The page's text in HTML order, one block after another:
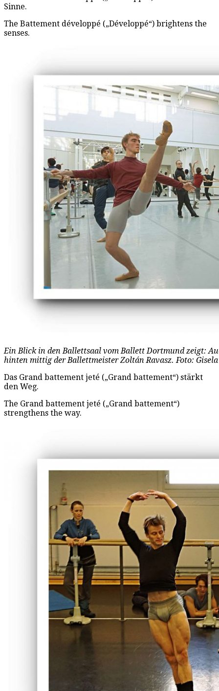
Sinne.
The Battement développé („Développé“) brightens the
senses.
Ein Blick in den Ballettsaal vom Ballett Dortmund zeigt:
hinten mittig der Ballettmeister Zoltán Ravasz. Foto:
Das Grand battement jeté („Grand battement“) stärkt
den Weg.
The Grand battement jeté („Grand battement“)
strengthens the way.